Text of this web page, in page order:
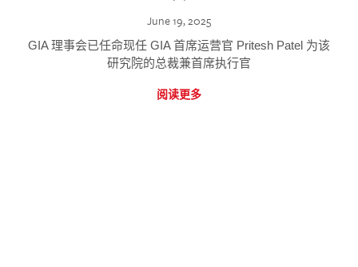
June 19, 2025
GIA 理事会已任命现任 GIA 首席运营官 Pritesh Patel 为该
研究院的总裁兼首席执行官
阅读更多